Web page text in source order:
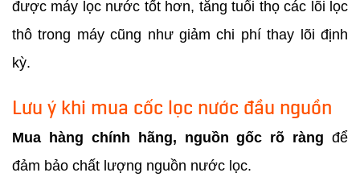
được máy lọc nước tốt hơn, tăng tuổi thọ các lõi lọc
thô trong máy cũng như giảm chi phí thay lõi định
kỳ.
Lưu ý khi mua cốc lọc nước đầu nguồn
Mua hàng chính hãng, nguồn gốc rõ ràng để
đảm bảo chất lượng nguồn nước lọc.